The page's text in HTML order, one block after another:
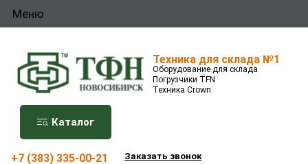
Меню
Техника для склада №1
Оборудование для склада
Погрузчики TFN
Техника Crown
Каталог
+7 (383) 335-00-21 Заказать звонок